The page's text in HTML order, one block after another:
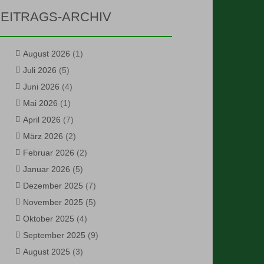
ARCHIV
August 2026 (1)
Juli 2026 (5)
Juni 2026 (4)
Mai 2026 (1)
April 2026 (7)
März 2026 (2)
Februar 2026 (2)
Januar 2026 (5)
Dezember 2025 (7)
November 2025 (5)
Oktober 2025 (4)
September 2025 (9)
August 2025 (3)